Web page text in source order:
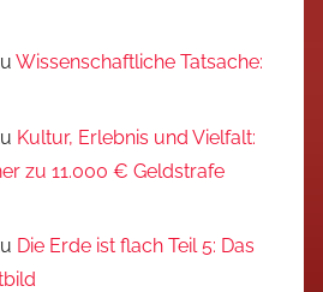
Wissenschaftliche Tatsache:
Kultur, Erlebnis und Vielfalt:
zu 11.000 € Geldstrafe
Die Erde ist flach Teil 5: Das